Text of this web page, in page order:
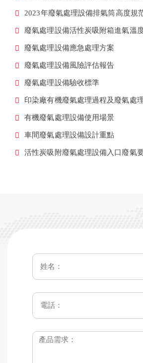
2023年廢氣處理設備排氣筒高度規
廢氣處理設備活性炭吸附箱進氣溫
廢氣處理設備應急處理方案
廢氣處理設備風險評估報告
廢氣處理設備驗收標準
印染廠有機廢氣處理過程及廢氣處
有機廢氣處理設備使用場景
車間廢氣處理設備設計重點
活性炭吸附廢氣處理設備入口廢氣